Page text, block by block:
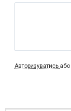
Авторизуватись або